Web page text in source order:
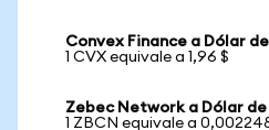
Convex Finance a Dólar
1 CVX equivale a 1,96 $
Zebec Network a Dólar de
1 ZBCN equivale a